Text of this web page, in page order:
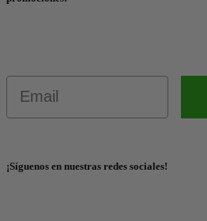
¡Síguenos en nuestras redes sociales!